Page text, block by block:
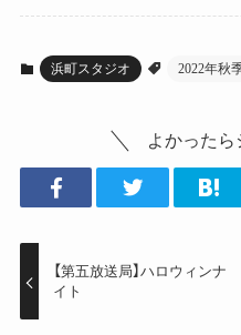
浜町スタジオ 2022年秋
よかったら
【第五放送局】ハロウィンナ
イト